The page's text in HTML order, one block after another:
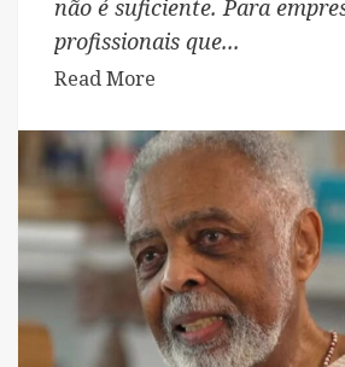
não é suficiente. Para
profissionais que...
Read More
about
Walter
revela
como
a
imprensa
pode